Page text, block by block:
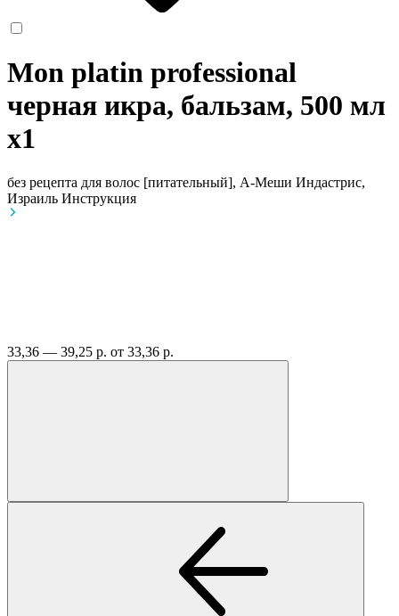
Mon platin professional
черная икра, бальзам, 500 мл
x1
без рецепта для волос [питательный], А-Меши Индастрис,
Израиль Инструкция
33,36 — 39,25 р. от 33,36 р.